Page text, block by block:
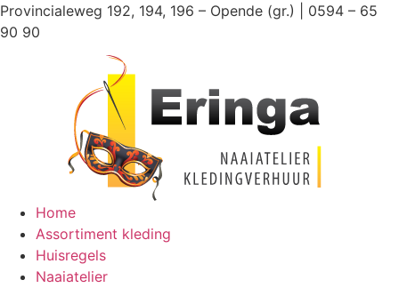
Ga
naar
Provincialeweg 192, 194, 196 – Opende (gr.) | 0594 – 65
90 90
Home
Assortiment kleding
Huisregels
Naaiatelier